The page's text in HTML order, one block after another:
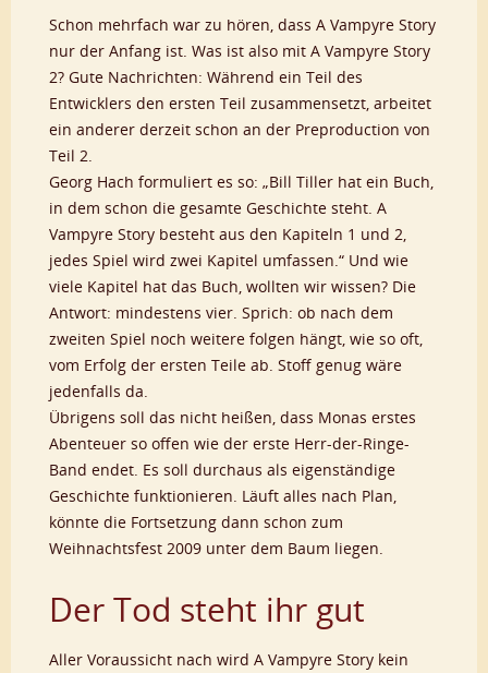
Schon mehrfach war zu hören, dass A Vampyre Story
nur der Anfang ist. Was ist also mit A Vampyre Story
2? Gute Nachrichten: Während ein Teil des
Entwicklers den ersten Teil zusammensetzt, arbeitet
ein anderer derzeit schon an der Preproduction von
Teil 2.
Georg Hach formuliert es so: „Bill Tiller hat ein Buch,
in dem schon die gesamte Geschichte steht. A
Vampyre Story besteht aus den Kapiteln 1 und 2,
jedes Spiel wird zwei Kapitel umfassen.“ Und wie
viele Kapitel hat das Buch, wollten wir wissen? Die
Antwort: mindestens vier. Sprich: ob nach dem
zweiten Spiel noch weitere folgen hängt, wie so oft,
vom Erfolg der ersten Teile ab. Stoff genug wäre
jedenfalls da.
Übrigens soll das nicht heißen, dass Monas erstes
Abenteuer so offen wie der erste Herr-der-Ringe-
Band endet. Es soll durchaus als eigenständige
Geschichte funktionieren. Läuft alles nach Plan,
könnte die Fortsetzung dann schon zum
Weihnachtsfest 2009 unter dem Baum liegen.
Der Tod steht ihr gut
Aller Voraussicht nach wird A Vampyre Story kein